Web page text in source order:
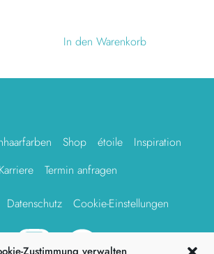
In den Warenkorb
Shop étoile
Inspiration
Karriere
Termin anfragen
Datenschutz Cookie-Einstellungen